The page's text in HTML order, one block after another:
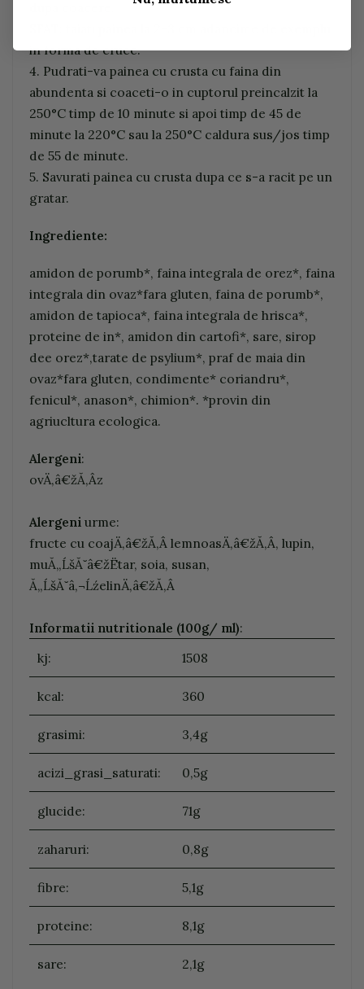
in forma de cruce.
4. Pudrati-va painea cu crusta cu faina din
abundenta si coaceti-o in cuptorul preincalzit la
250°C timp de 10 minute si apoi timp de 45 de
minute la 220°C sau la 250°C caldura sus/jos timp
de 55 de minute.
5. Savurati painea cu crusta dupa ce s-a racit pe un
gratar.
Ingrediente:
amidon de porumb*, faina integrala de orez*, faina
integrala din ovaz*fara gluten, faina de porumb*,
amidon de tapioca*, faina integrala de hrisca*,
proteine de in*, amidon din cartofi*, sare, sirop
dee orez*,tarate de psylium*, praf de maia din
ovaz*fara gluten, condimente* coriandru*,
fenicul*, anason*, chimion*. *provin din
agriucltura ecologica.
Alergeni:
ovÄ‚â€žĂ‚Âz
Alergeni urme:
fructe cu coajÄ‚â€žĂ‚Â lemnoasÄ‚â€žĂ‚Â, lupin,
muĂ„ĹšĂ˘â€žËtar, soia, susan,
Ă„ĹšĂ˘â‚¬ĹźelinÄ‚â€žĂ‚Â
Informatii nutritionale (100g/ ml):
kj:
1508
kcal: 360
grasimi: 3,4g
acizi_grasi_saturati: 0,5g
glucide: 71g
zaharuri: 0,8g
fibre: 5,1g
proteine: 8,1g
sare: 2,1g